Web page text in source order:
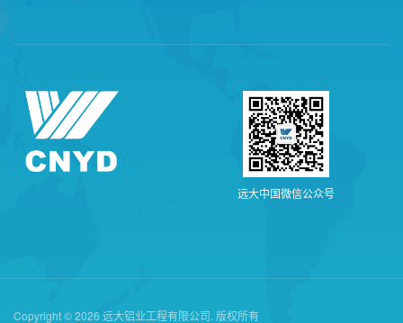
远大中 国微信公众号
Copyright © 2026 远大铝业工程有限公司. 版权所有